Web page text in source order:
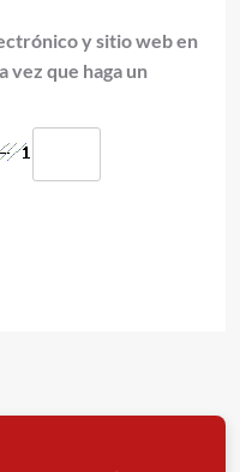
y sitio web en
vez que haga un